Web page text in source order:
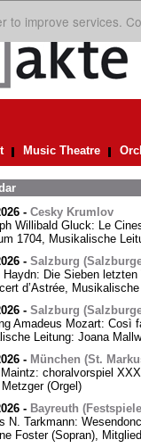
to improve services.
Music Theatre
- Cesky Krumlov
Willibald Gluck: Le
1704, Musikalische
- Salzburg
Haydn: Die Sieben
d’Astrée,
- Salzburg
Amadeus Mozart: Così
Leitung: Joana
- München (St.
choralvorspiel
(Orgel)
- Bayreuth
N. Tarkmann:
Foster (Sopran),